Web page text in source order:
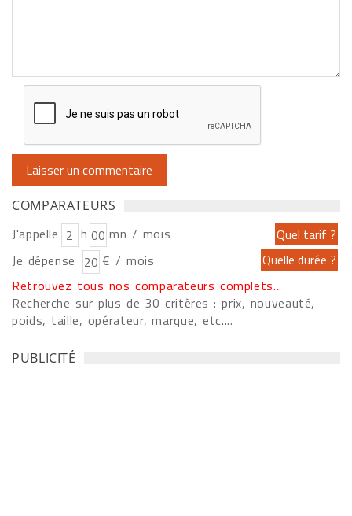
COMPARATEURS
J'appelle h
mn / mois
Je dépense
€ / mois
Retrouvez tous nos comparateurs complets...
Recherche sur plus de 30 critères : prix, nouveauté,
poids, taille, opérateur, marque, etc....
PUBLICITÉ